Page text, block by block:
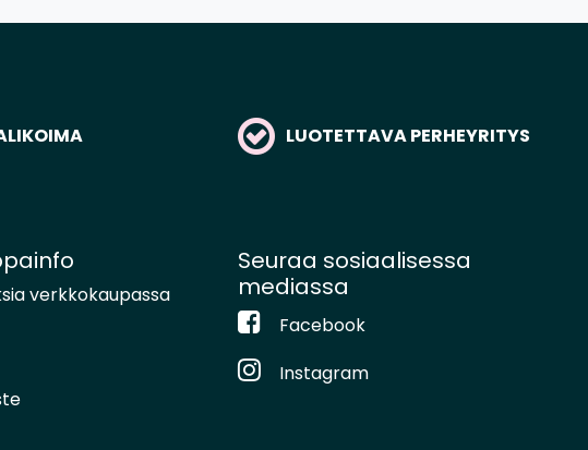
LUOTETTAVA PERHEYRITYS
verkkokaupassa
Seuraa sosiaalisessa
mediassa
Facebook
Instagram